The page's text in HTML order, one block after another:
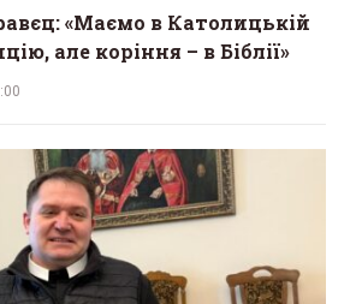
«Маємо в Католицькій
але коріння – в Біблії»